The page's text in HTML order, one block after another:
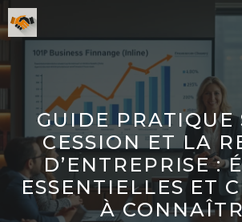
Aller
au
contenu
GUIDE PRATIQUE
CESSION ET LA
D’ENTREPRISE :
ESSENTIELLES ET
À